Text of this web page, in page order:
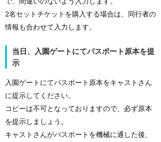
2名セットチケットを購入する場合は、同行者の
情報も合わせて入力します。
当日、入園ゲートにてパスポート原本を提
示
入園ゲートにてパスポート原本をキャストさん
に提示してください。
コピーは不可となっておりますので、必ず原本
を提示しましょう。
キャストさんがパスポートを機械に通した後、